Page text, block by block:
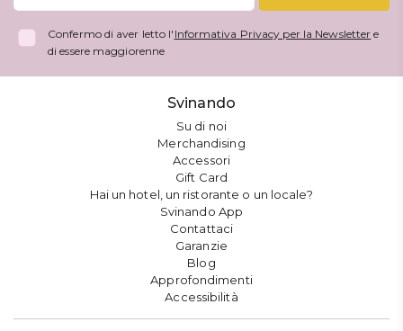
Confermo di aver letto l' Informativa Privacy per la Newsletter e
di essere maggiorenne
Svinando
Su di noi
Merchandising
Accessori
Gift Card
Hai un hotel, un ristorante o un locale?
Svinando App
Contattaci
Garanzie
Blog
Approfondimenti
Accessibilità